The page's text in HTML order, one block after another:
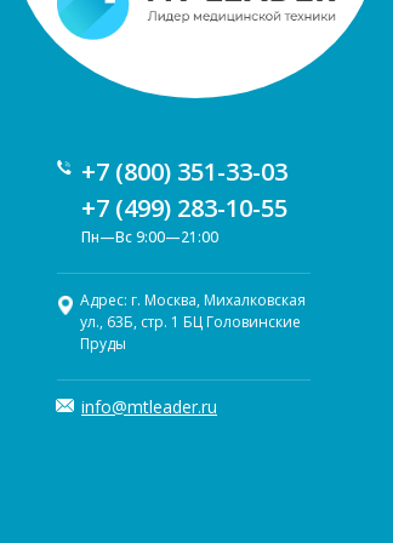
+7 (800) 351-33-03
+7 (499) 283-10-55
Пн—Вс 9:00—21:00
Адрес: г. Москва, Михалковская
ул., 63Б, стр. 1 БЦ Головинские
Пруды
info@mtleader.ru